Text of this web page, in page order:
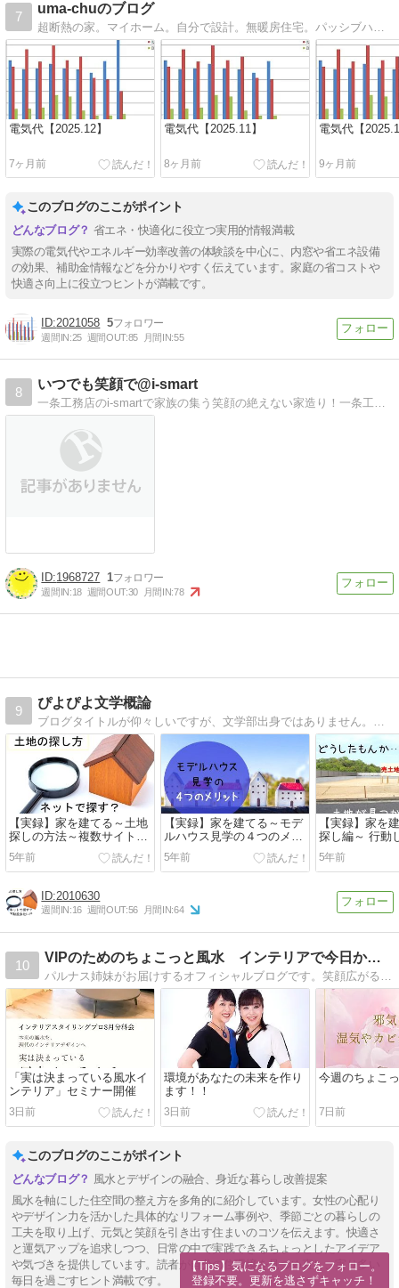
7
uma-chuのブログ
超断熱の家。マイホーム。自分で設計。無暖房住宅。パッシブハウス。建築知識。
電気代【2025.12】
7ヶ月前
電気代【2025.11】
8ヶ月前
電気代【
9ヶ月前
このブログのここがポイント
省エネ・快適化に役立つ実用的情報満載
実際の電気代やエネルギー効率改善の体験談を中心に、内窓や省エネ設備
の効果、補助金情報などを分かりやすく伝えています。家庭の省コストや
快適さ向上に役立つヒントが満載です。
2021058 5
週間IN:25 週間OUT:85 月間IN:55
8
いつでも笑顔で@i-smart
一条工務店のi-smartで家族の集う笑顔の絶えない家造り！一条工務店で家を建築予定中の十五歳差の息子を持つ専業主婦の八割お堅めなブログ。
1968727 1
週間IN:18 週間OUT:30 月間IN:78
9
ぴよぴよ文学概論
ブログタイトルが仰々しいですが、文学部出身ではありません。文学素人なりの考えや日々の「気づき」を徒然なるままに記していきたいと思います。
【実録】家を建てる～土地
探しの方法～複数サイトの
比較をしつつ専門家にお願
いしよう
5年前
【実録】家を建てる～モデ
ルハウス見学の４つのメリ
ット～
5年前
【実録】家を
探し編～ 行動
際に起きたこと
5年前
2010630
週間IN:16 週間OUT:56 月間IN:64
10
VIPのためのちょこっと風水 インテリアで今日から開運！！
パルナス姉妹がお届けするオフィシャルブログです。笑顔広がる風水インテリアそして開運ライフをお届け致します。
「実は決まっている風水イ
ンテリア」セミナー開催
3日前
環境があなたの未来を作り
ます！！
3日前
今週のちょこ
7日前
このブログのここがポイント
風水とデザインの融合、身近な暮らし改善提案
風水を軸にした住空間の整え方を多角的に紹介しています。女性の心配り
やデザイン力を活かした具体的なリフォーム事例や、季節ごとの暮らしの
工夫を取り上げ、元気と笑顔を引き出す住まいのコツを伝えます。快適さ
と運気アップを追求しつつ、日常の中で実践できるちょっとしたアイデア
や気づきを提供しています。読者が自分の住環境を見つめ直し、実り多い
毎日を過ごすヒント満載です。
【Tips】気になるブログをフォロー。
登録不要。更新を逃さずキャッチ！